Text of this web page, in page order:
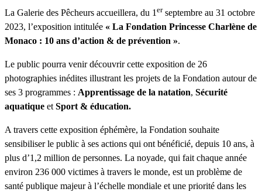
La Galerie des Pêcheurs accueillera, du 1 erseptembre au 31 octobre
2023, l’exposition intitulée « La Fondation Princesse Charlène de
Monaco : 10 ans d’action & de prévention ».
Le public pourra venir découvrir cette exposition de 26
photographies inédites illustrant les projets de la Fondation autour de
ses 3 programmes : Apprentissage de la natation, Sécurité
aquatique et Sport & éducation.
A travers cette exposition éphémère, la Fondation souhaite
sensibiliser le public à ses actions qui ont bénéficié, depuis 10 ans, à
plus d’1,2 million de personnes. La noyade, qui fait chaque année
environ 236 000 victimes à travers le monde, est un problème de
santé publique majeur à l’échelle mondiale et une priorité dans les